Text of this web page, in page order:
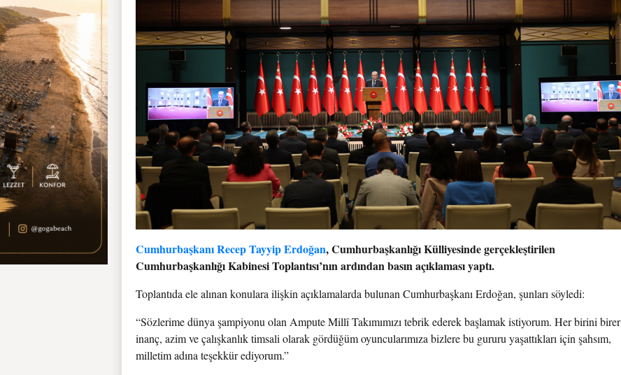
Cumhurbaşkanı Recep Tayyip Erdoğan, Cumhurbaşkanlığı Külliyesinde gerçekleştirilen
Cumhurbaşkanlığı Kabinesi Toplantısı’nın ardından basın açıklaması yaptı.
Toplantıda ele alınan konulara ilişkin açıklamalarda bulunan Cumhurbaşkanı Erdoğan, şunları söyledi:
“Sözlerime dünya şampiyonu olan Ampute Millî Takımımızı tebrik ederek başlamak istiyorum. Her birini birer
inanç, azim ve çalışkanlık timsali olarak gördüğüm oyuncularımıza bizlere bu gururu yaşattıkları için şahsım,
milletim adına teşekkür ediyorum.”